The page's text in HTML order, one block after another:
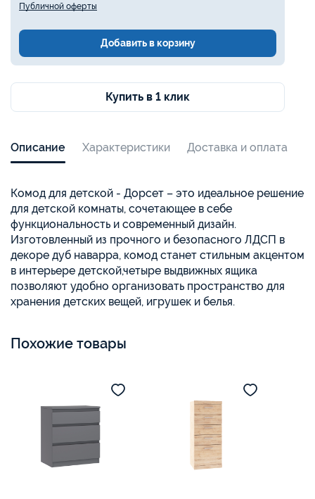
Публичной оферты
Добавить в корзину
Купить в 1 клик
Описание Характеристики Доставка и оплата
Комод для детской - Дорсет – это идеальное решение
для детской комнаты, сочетающее в себе
функциональность и современный дизайн.
Изготовленный из прочного и безопасного ЛДСП в
декоре дуб наварра, комод станет стильным акцентом
в интерьере детской,четыре выдвижных ящика
позволяют удобно организовать пространство для
хранения детских вещей, игрушек и белья.
Похожие товары